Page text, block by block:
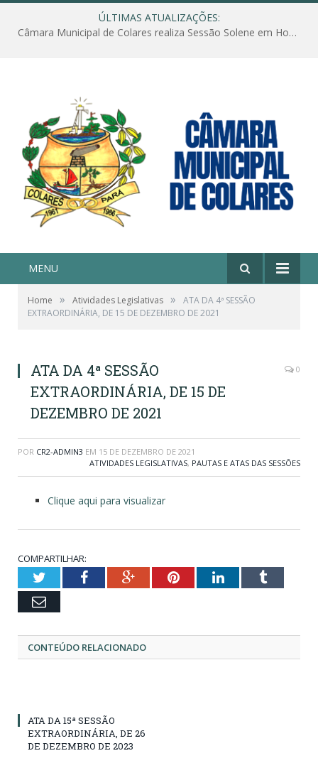
ÚLTIMAS ATUALIZAÇÕES:
Câmara Municipal de Colares realiza Sessão Solene em Homenagem ao Dia das Mães
MENU
Home » Atividades Legislativas »
ATA DA 4ª SESSÃO
EXTRAORDINÁRIA, DE 15 DE DEZEMBRO DE 2021
ATA DA 4ª SESSÃO
EXTRAORDINÁRIA, DE 15 DE
DEZEMBRO DE 2021
0
POR CR2-ADMIN3 EM 15 DE DEZEMBRO DE 2021
ATIVIDADES LEGISLATIVAS, PAUTAS E ATAS DAS SESSÕES
Clique aqui para visualizar
COMPARTILHAR:
TwitterFacebookGoogle+PinterestLinkedInTumblr
Email
CONTEÚDO RELACIONADO
ATA DA 15ª SESSÃO
EXTRAORDINÁRIA, DE 26
DE DEZEMBRO DE 2023